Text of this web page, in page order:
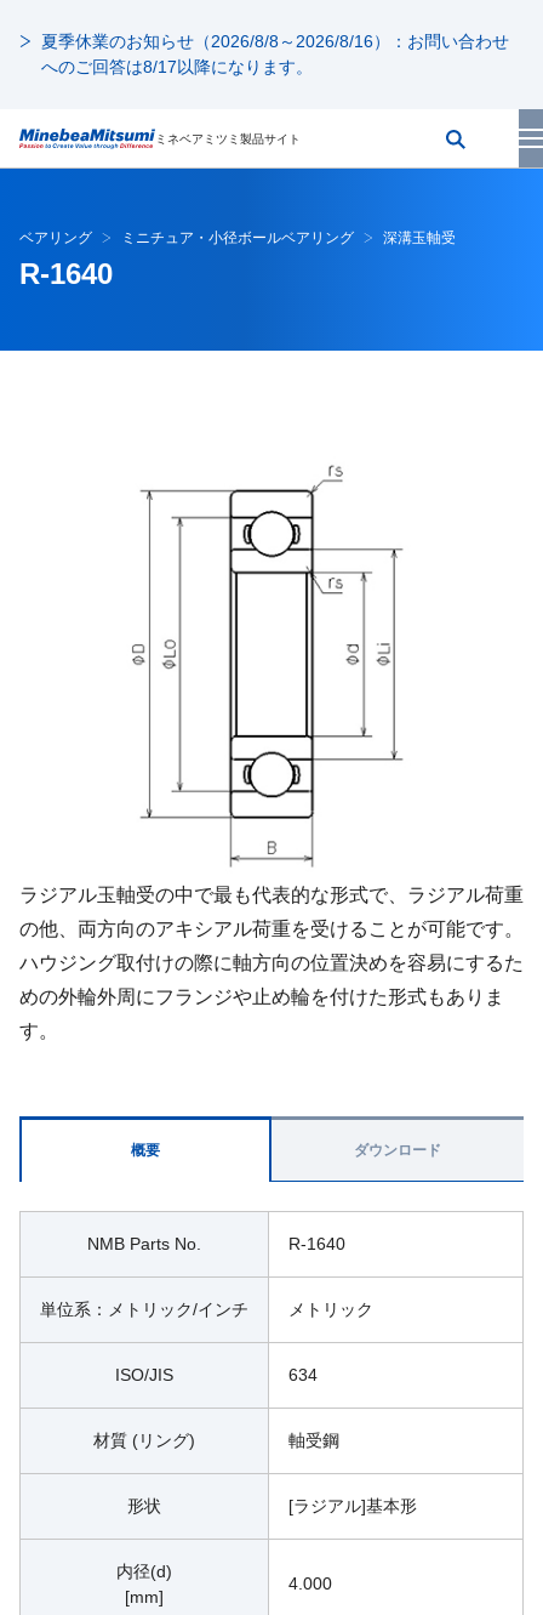
夏季休業のお知らせ（2026/8/8～2026/8/16）：お問い合わせ
へのご回答は8/17以降になります。
ミネベアミツミ製品サイト
ベアリング ミニチュア・小径ボールベアリング 深溝玉軸受
R-1640
ラジアル玉軸受の中で最も代表的な形式で、ラジアル荷重
の他、両方向のアキシアル荷重を受けることが可能です。
ハウジング取付けの際に軸方向の位置決めを容易にするた
めの外輪外周にフランジや止め輪を付けた形式もありま
す。
概要
NMB Parts No. R-1640
単位系：メトリック/インチ メトリック
ISO/JIS 634
材質 (リング) 軸受鋼
形状 [ラジアル]基本形
内径(d)
[mm]
4.000
ダウンロード